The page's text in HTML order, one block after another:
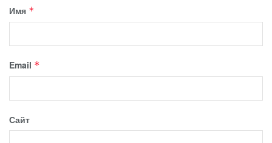
Имя *
Email *
Сайт